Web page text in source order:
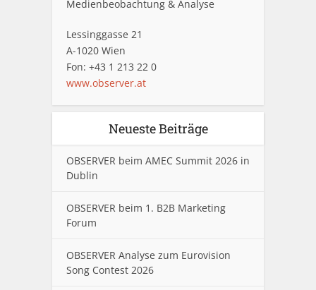
Medienbeobachtung & Analyse
Lessinggasse 21
A-1020 Wien
Fon: +43 1 213 22 0
www.observer.at
Neueste Beiträge
OBSERVER beim AMEC Summit 2026 in
Dublin
OBSERVER beim 1. B2B Marketing
Forum
OBSERVER Analyse zum Eurovision
Song Contest 2026